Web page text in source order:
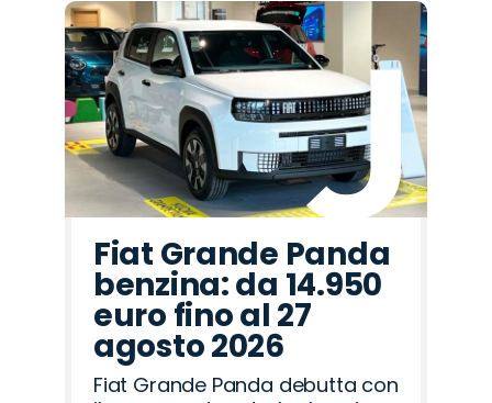
Fiat Grande Panda
benzina: da 14.950
euro fino al 27
agosto 2026
Fiat Grande Panda debutta con